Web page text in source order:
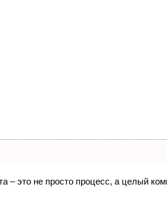
– это не просто процесс, а целый